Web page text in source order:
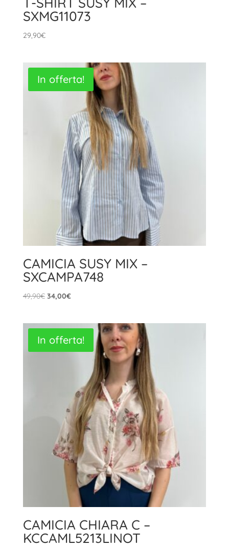
SXMG11073
29,90€
In offerta!
CAMICIA SUSY MIX –
SXCAMPA748
49,90€ Il
era:
49,90€.
34,00€Il
è:
34,00€.
In offerta!
CAMICIA CHIARA C –
KCCAML5213LINOT